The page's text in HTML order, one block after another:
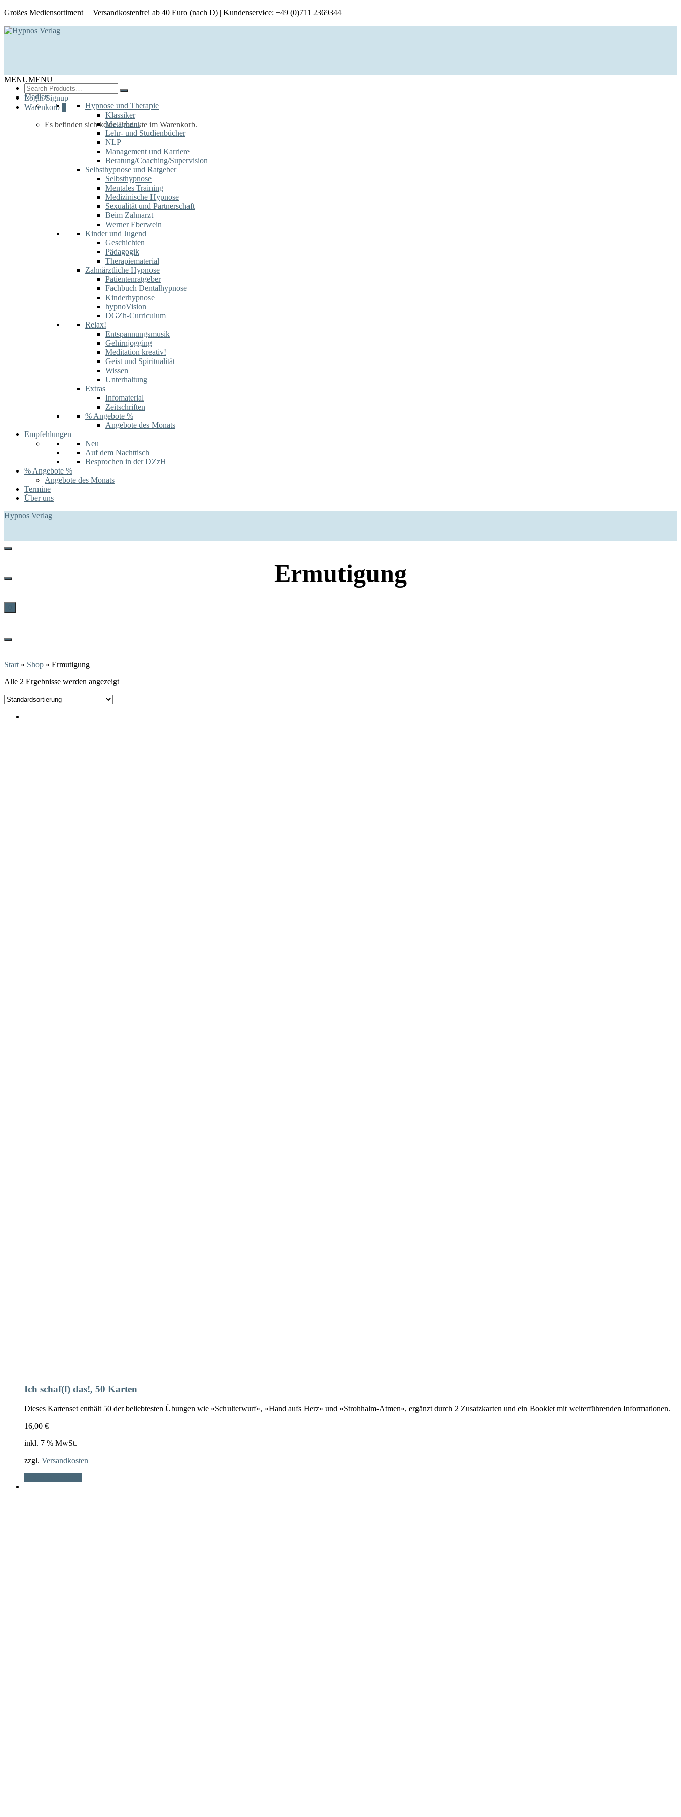
Großes Mediensortiment | Versandkostenfrei ab 40 Euro (nach D) | Kundenservice: +49 (0)711 2369344
Search
for:
Login/Signup
Warenkorb
Es befinden sich keine Produkte im Warenkorb.
MENUMENU
Medien
Hypnose und Therapie
Klassiker
Metaphern
Lehr- und Studienbücher
NLP
Management und Karriere
Beratung/Coaching/Supervision
Selbsthypnose und Ratgeber
Selbsthypnose
Mentales Training
Medizinische Hypnose
Sexualität und Partnerschaft
Beim Zahnarzt
Werner Eberwein
Kinder und Jugend
Geschichten
Pädagogik
Therapiematerial
Zahnärztliche Hypnose
Patientenratgeber
Fachbuch Dentalhypnose
Kinderhypnose
hypnoVision
DGZh-Curriculum
Relax!
Entspannungsmusik
Gehirnjogging
Meditation kreativ!
Geist und Spiritualität
Wissen
Unterhaltung
Extras
Infomaterial
Zeitschriften
% Angebote %
Angebote des Monats
Empfehlungen
Neu
Auf dem Nachttisch
Besprochen in der DZzH
% Angebote %
Angebote des Monats
Termine
Über uns
Hypnos Verlag
Ermutigung
Start » Shop » Ermutigung
Alle 2 Ergebnisse werden angezeigt
Ich schaf(f) das!, 50 Karten
Dieses Kartenset enthält 50 der beliebtesten Übungen wie »Schulterwurf«, »Hand aufs Herz« und »Strohhalm-Atmen«, ergänzt durch 2 Zusatzkarten und ein Booklet mit weiterführenden Informationen.
16,00 €
inkl. 7 % MwSt.
zzgl. Versandkosten